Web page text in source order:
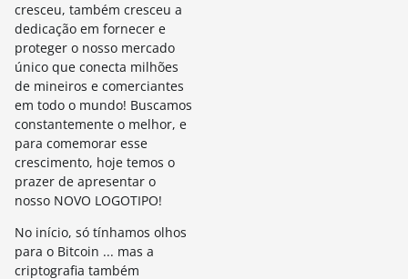
cresceu, também cresceu a
dedicação em fornecer e
proteger o nosso mercado
único que conecta milhões
de mineiros e comerciantes
em todo o mundo! Buscamos
constantemente o melhor, e
para comemorar esse
crescimento, hoje temos o
prazer de apresentar o
nosso NOVO LOGOTIPO!
No início, só tínhamos olhos
para o Bitcoin ... mas a
criptografia também